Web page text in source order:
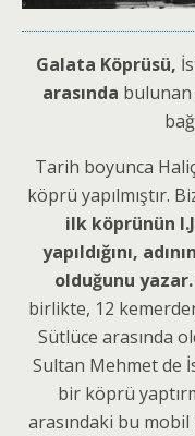
Galata Köprüsü,
arasında bulunan
Tarih boyunca
köprü yapılmıştır.
ilk köprünün
yapıldığını,
olduğunu yazar.
birlikte, 12
Sütlüce arasında
Sultan Mehmet de
bir köprü
arasındaki bu